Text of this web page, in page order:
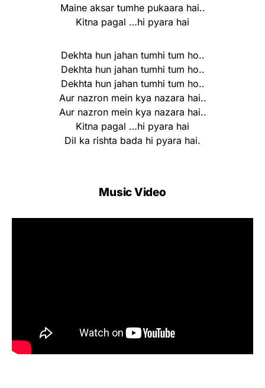
Maine aksar tumhe pukaara hai..
Kitna pagal …hi pyara hai
Dekhta hun jahan tumhi tum ho..
Dekhta hun jahan tumhi tum ho..
Dekhta hun jahan tumhi tum ho..
Aur nazron mein kya nazara hai..
Aur nazron mein kya nazara hai..
Kitna pagal …hi pyara hai
Dil ka rishta bada hi pyara hai.
Music Video